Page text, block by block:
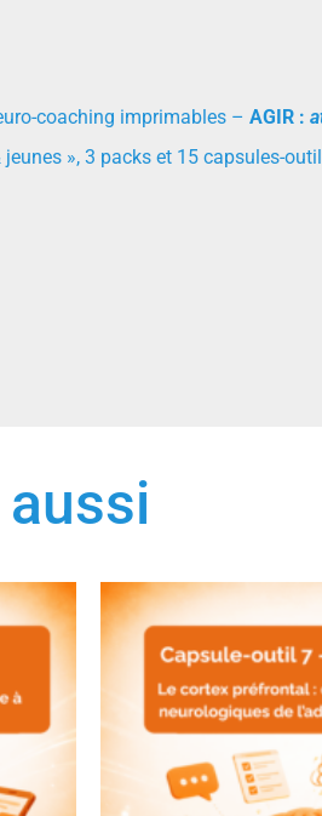
coaching imprimables –AGIR :
jeunes », 3 packs et 15 capsules-